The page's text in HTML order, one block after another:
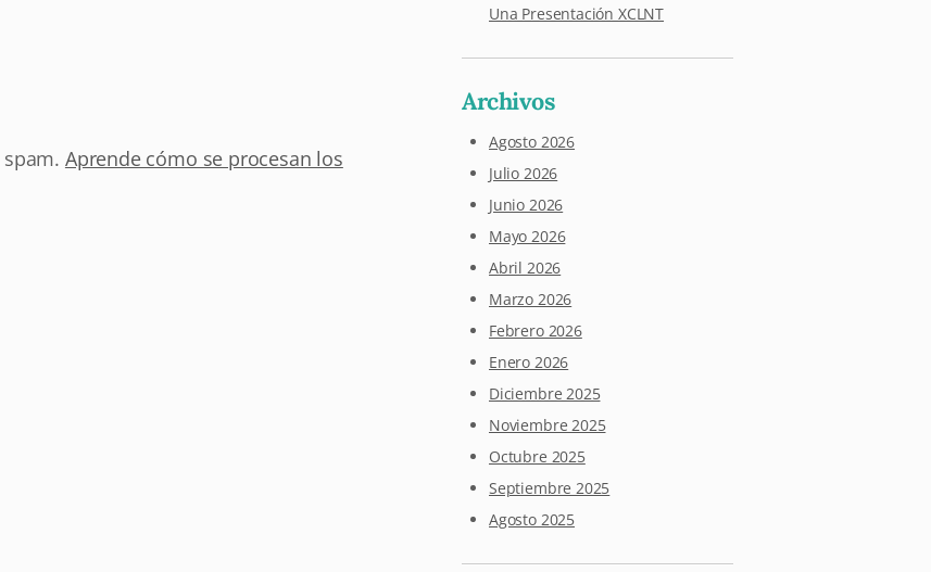
Aprende cómo se procesan los
Una Presentación XCLNT
Archivos
Agosto 2026
Julio 2026
Junio 2026
Mayo 2026
Abril 2026
Marzo 2026
Febrero 2026
Enero 2026
Diciembre 2025
Noviembre 2025
Octubre 2025
Septiembre 2025
Agosto 2025